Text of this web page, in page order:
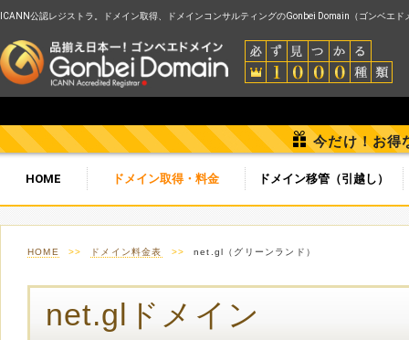
ICANN公認レジストラ。ドメイン取得、ドメインコンサルティングのGonbei Domain（ゴンベエド
今だけ！お得
HOME ドメイン取得・料金 ドメイン移管（引越し）
HOME >> ドメイン料金表 >> net.gl（グリーンランド）
net.glドメイン